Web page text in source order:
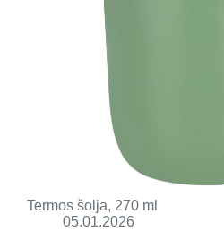
Termos šolja, 270 ml
05.01.2026